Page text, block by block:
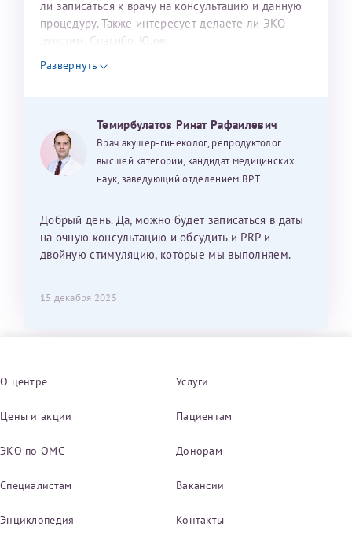
ли записаться к врачу на консультацию и данную
процедуру. Также интересует делаете ли ЭКО
дуостим. Спасибо. Юлия
Развернуть
Темирбулатов Ринат Рафаилевич
Врач акушер-гинеколог, репродуктолог
высшей категории, кандидат медицинских
наук, заведующий отделением ВРТ
Добрый день. Да, можно будет записаться в даты
на очную консультацию и обсудить и PRP и
двойную стимуляцию, которые мы выполняем.
15 декабря 2025
О центре Услуги
Цены и акции Пациентам
ЭКО по ОМС Донорам
Специалистам Вакансии
Энциклопедия Контакты